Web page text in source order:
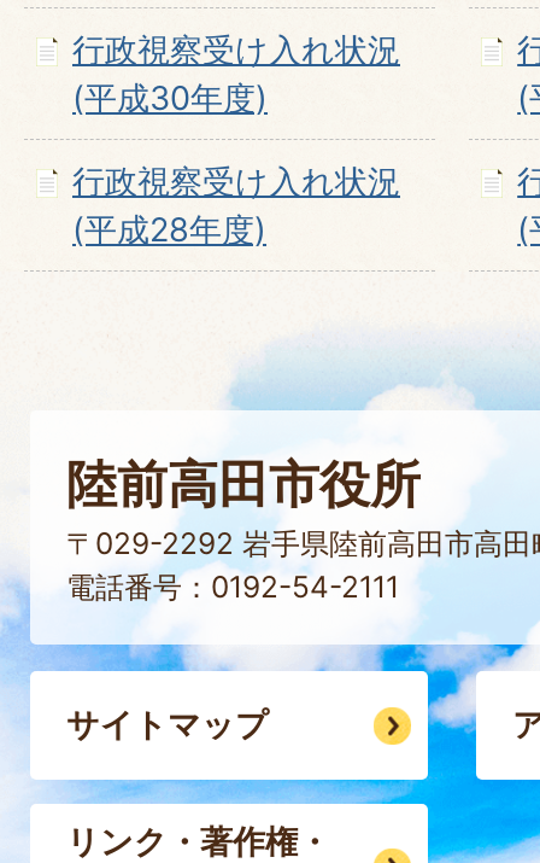
行政視察受け入れ状況
(平成30年度)
(
行政視察受け入れ状況
(平成28年度)
(
陸前高田市役所
〒029-2292 岩手県陸前高田市高田
電話番号：0192-54-2111
サイトマップ
リンク・著作権・